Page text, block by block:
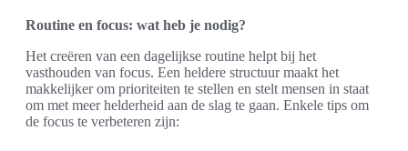
Routine en focus: wat heb je nodig?
Het creëren van een dagelijkse routine helpt bij het
vasthouden van focus. Een heldere structuur maakt het
makkelijker om prioriteiten te stellen en stelt mensen in staat
om met meer helderheid aan de slag te gaan. Enkele tips om
de focus te verbeteren zijn: